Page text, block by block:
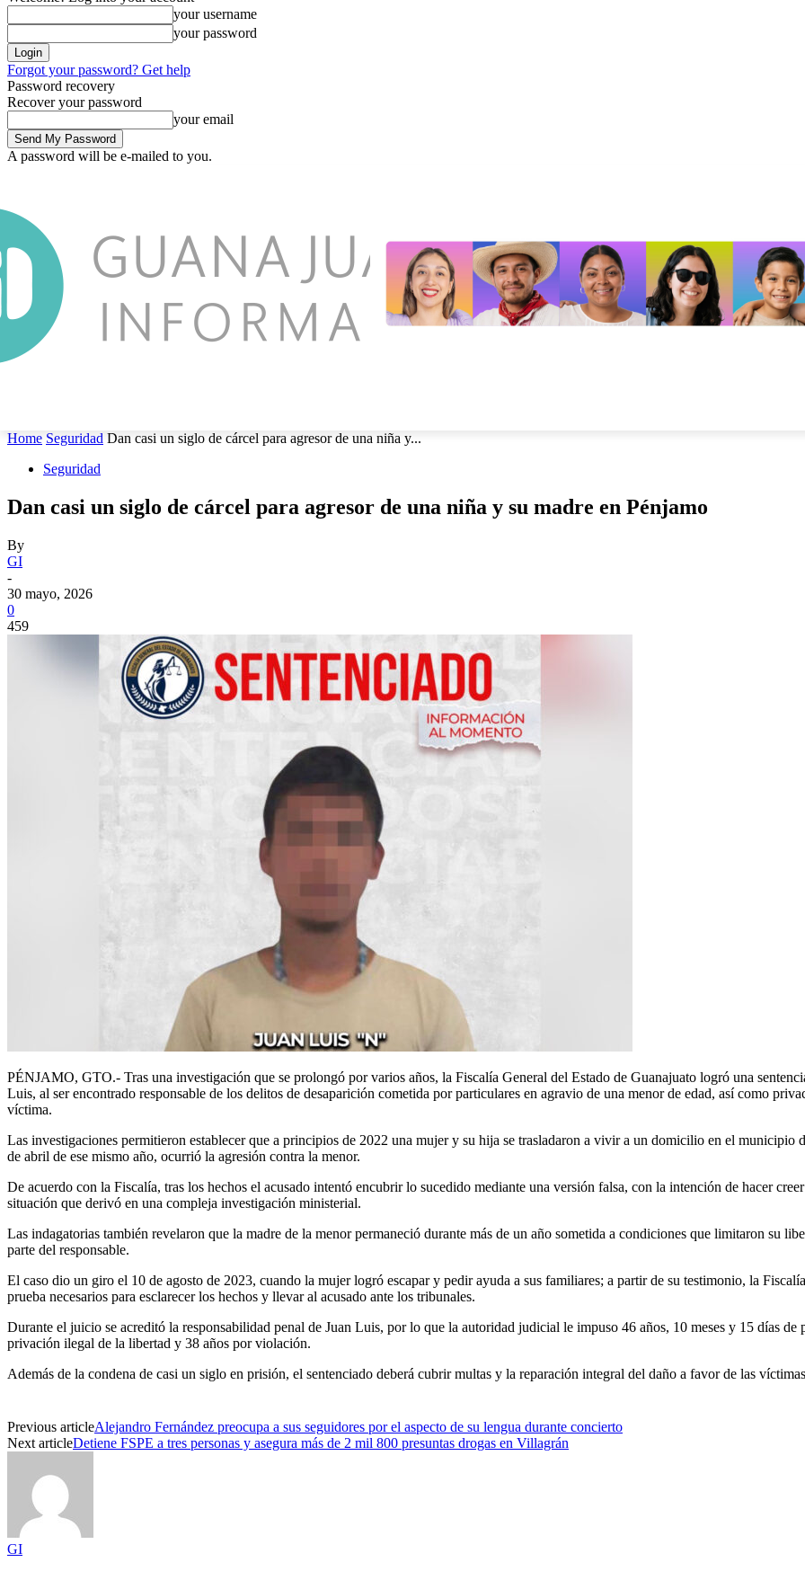
your username
your password
Forgot your password? Get help
Password recovery
Recover your password
your email
A password will be e-mailed to you.
Home Seguridad Dan casi un siglo de cárcel para agresor de una niña y...
Seguridad
Dan casi un siglo de cárcel para agresor de una niña y su madre en Pénjamo
By
GI
-
30 mayo, 2026
0
459
PÉNJAMO, GTO.- Tras una investigación que se prolongó por varios años, la Fiscalía General del Estado de Guanajuato logró una
Luis, al ser encontrado responsable de los delitos de desaparición cometida por particulares en agravio de una menor de edad, así como
víctima.
Las investigaciones permitieron establecer que a principios de 2022 una mujer y su hija se trasladaron a vivir a un domicilio en el municipio
de abril de ese mismo año, ocurrió la agresión contra la menor.
De acuerdo con la Fiscalía, tras los hechos el acusado intentó encubrir lo sucedido mediante una versión falsa, con la intención de hacer
situación que derivó en una compleja investigación ministerial.
Las indagatorias también revelaron que la madre de la menor permaneció durante más de un año sometida a condiciones que limitaron su
parte del responsable.
El caso dio un giro el 10 de agosto de 2023, cuando la mujer logró escapar y pedir ayuda a sus familiares; a partir de su testimonio, la
prueba necesarios para esclarecer los hechos y llevar al acusado ante los tribunales.
Durante el juicio se acreditó la responsabilidad penal de Juan Luis, por lo que la autoridad judicial le impuso 46 años, 10 meses y 15 días
privación ilegal de la libertad y 38 años por violación.
Además de la condena de casi un siglo en prisión, el sentenciado deberá cubrir multas y la reparación integral del daño a favor de las
Previous articleAlejandro Fernández preocupa a sus seguidores por el aspecto de su lengua durante concierto
Next articleDetiene FSPE a tres personas y asegura más de 2 mil 800 presuntas drogas en Villagrán
GI